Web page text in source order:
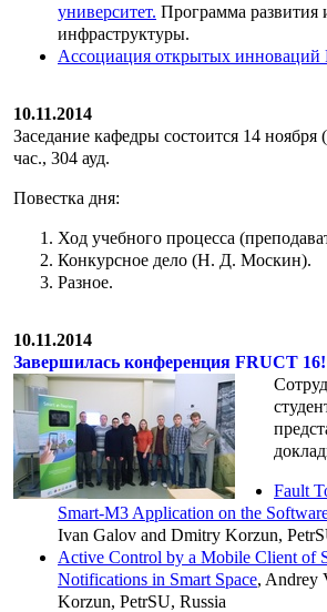
университет. Программа развития
инфраструктуры.
Ассоциация открытых инноваций
10.11.2014
Заседание кафедры состоится 14 ноября
час., 304 ауд.
Повестка дня:
Ход учебного процесса
Конкурсное дело (Н. Д. Москин).
Разное.
10.11.2014
Завершилась конференция FRUCT 16!
Fault
Smart-M3 Application on the
Ivan Galov and Dmitry Korzun,
Active Control by a Mobile Client of
Notifications in Smart Space, Andrey
Korzun, PetrSU, Russia